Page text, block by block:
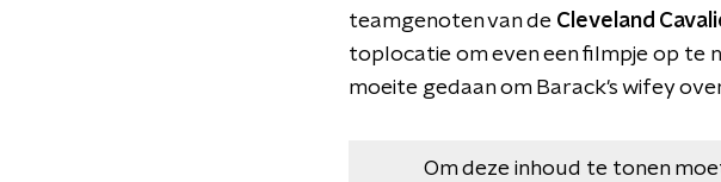
teamgenoten van de Cleveland
toplocatie om even een filmpje op te
moeite gedaan om Barack's wifey
Om deze inhoud te tonen